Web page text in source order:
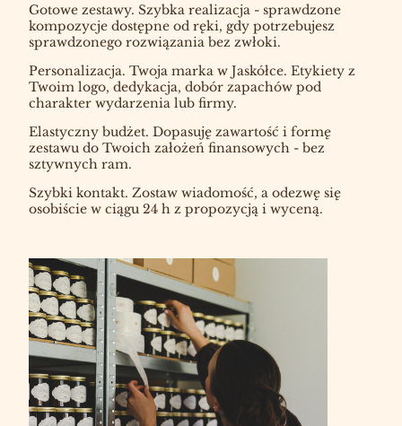
Gotowe zestawy. Szybka realizacja - sprawdzone
kompozycje dostępne od ręki, gdy potrzebujesz
sprawdzonego rozwiązania bez zwłoki.
Personalizacja. Twoja marka w Jaskółce. Etykiety z
Twoim logo, dedykacja, dobór zapachów pod
charakter wydarzenia lub firmy.
Elastyczny budżet. Dopasuję zawartość i formę
zestawu do Twoich założeń finansowych - bez
sztywnych ram.
Szybki kontakt. Zostaw wiadomość, a odezwę się
osobiście w ciągu 24 h z propozycją i wyceną.